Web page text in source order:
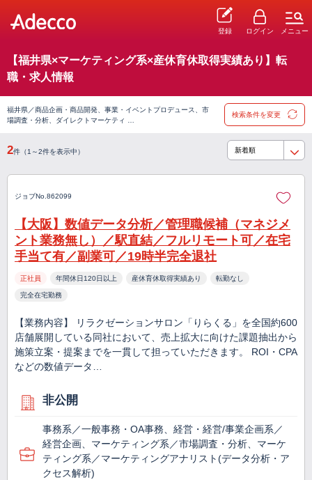
登録 ログイン メニュー
【福井県×マーケティング系×産休育休取得実績あり】転
職・求人情報
福井県／商品企画・商品開発、事業・イベントプロデュース、市
場調査・分析、ダイレクトマーケティ …
検索条件を変更
2件（1～2件を表示中）
ジョブNo.862099
【大阪】数値データ分析／管理職候補（マネジメ
ント業務無し）／駅直結／フルリモート可／在宅
手当て有／副業可／19時半完全退社
正社員 年間休日120日以上 産休育休取得実績あり 転勤なし
完全在宅勤務
【業務内容】 リラクゼーションサロン「りらくる」を全国約600
店舗展開している同社において、売上拡大に向けた課題抽出から
施策立案・提案までを一貫して担っていただきます。 ROI・CPA
などの数値データ…
非公開
事務系／一般事務・OA事務、経営・経営/事業企画系／
経営企画、マーケティング系／市場調査・分析、マーケ
ティング系／マーケティングアナリスト(データ分析・ア
クセス解析)